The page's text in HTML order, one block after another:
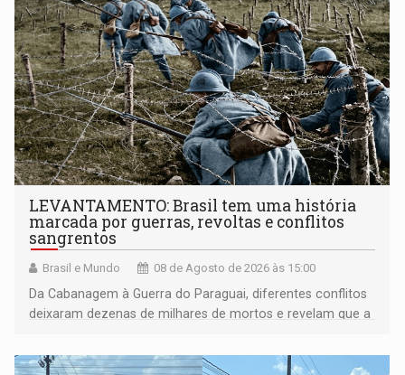
LEVANTAMENTO: Brasil tem uma história
marcada por guerras, revoltas e conflitos
sangrentos
Brasil e Mundo 08 de Agosto de 2026 às 15:00
Da Cabanagem à Guerra do Paraguai, diferentes conflitos
deixaram dezenas de milhares de mortos e revelam que a
territoriais e sociais